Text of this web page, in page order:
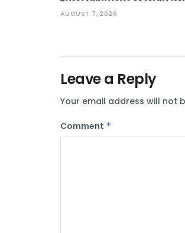
AUGUST 7, 2026
Leave a Reply
Your email address will not
Comment *